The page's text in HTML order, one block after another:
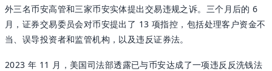
外三名币安高管和三家币安实体提出交易违规之诉。三个月后的 6
月，证券交易委员会对币安提出了 13 项指控，包括处理客户资金不
当、误导投资者和监管机构，以及违反证券法。
2023 年 11 月，美国司法部透露已与币安达成了一项违反反洗钱法